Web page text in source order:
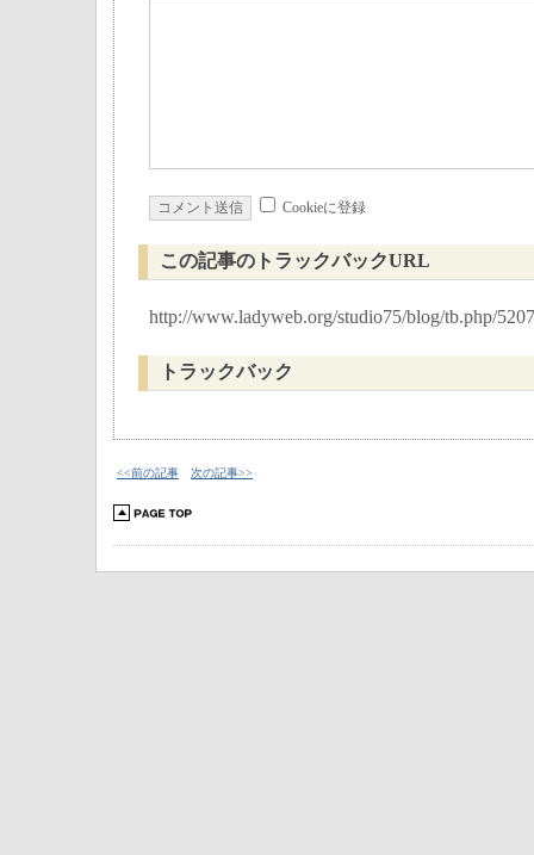
Cookieに登録
この記事のトラックバックURL
http://www.ladyweb.org/studio75/blog/tb.php/5207
トラックバック
<<前の記事 次の記事>>